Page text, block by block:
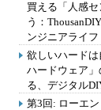
買える「人感
う：
ンジニアライフ
欲しいハード
ハードウェア
る、デジタル
第3回: ローエ